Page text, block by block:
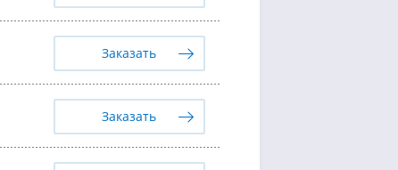
Заказать
Заказать